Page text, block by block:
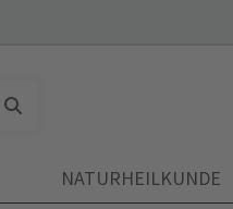
NATURHEILKUNDE